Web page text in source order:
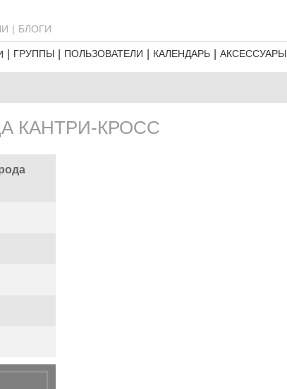
БЛОГИ
ГРУППЫ ПОЛЬЗОВАТЕЛИ КАЛЕНДАРЬ АКСЕССУАРЫ
КАНТРИ-КРОСС